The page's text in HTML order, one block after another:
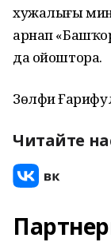
хужалығы
арнап
да ойоштора.
Зөлфиә
Читайте